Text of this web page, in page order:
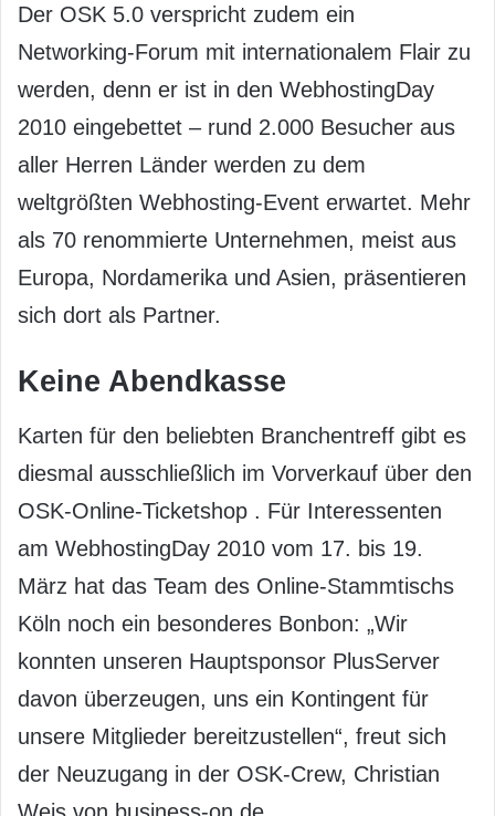
Der OSK 5.0 verspricht zudem ein
Networking-Forum mit internationalem Flair zu
werden, denn er ist in den WebhostingDay
2010 eingebettet – rund 2.000 Besucher aus
aller Herren Länder werden zu dem
weltgrößten Webhosting-Event erwartet. Mehr
als 70 renommierte Unternehmen, meist aus
Europa, Nordamerika und Asien, präsentieren
sich dort als Partner.
Keine Abendkasse
Karten für den beliebten Branchentreff gibt es
diesmal ausschließlich im Vorverkauf über den
OSK-Online-Ticketshop . Für Interessenten
am WebhostingDay 2010 vom 17. bis 19.
März hat das Team des Online-Stammtischs
Köln noch ein besonderes Bonbon: „Wir
konnten unseren Hauptsponsor PlusServer
davon überzeugen, uns ein Kontingent für
unsere Mitglieder bereitzustellen“, freut sich
der Neuzugang in der OSK-Crew, Christian